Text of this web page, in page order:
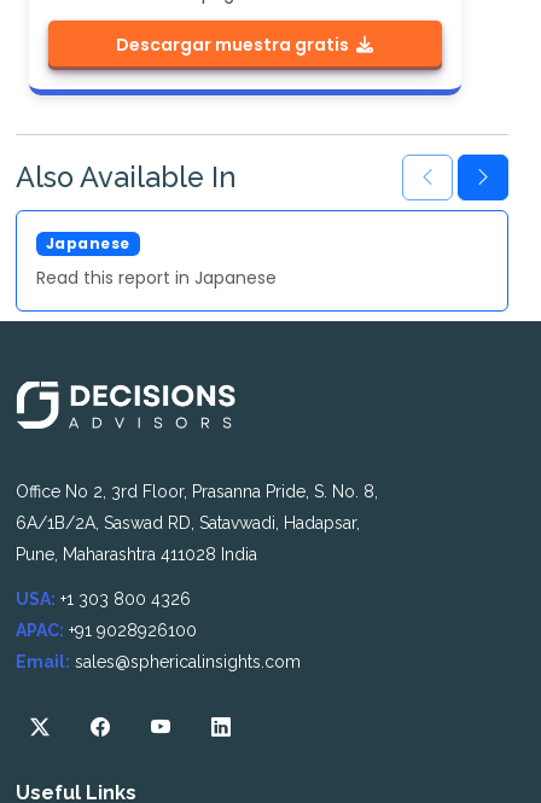
Descargar muestra gratis
Also Available In
Japanese
Read this report in Japanese
Office No 2, 3rd Floor, Prasanna Pride, S. No. 8,
6A/1B/2A, Saswad RD, Satavwadi, Hadapsar,
Pune, Maharashtra 411028 India
USA: +1 303 800 4326
APAC: +91 9028926100
Email: sales@sphericalinsights.com
Useful Links